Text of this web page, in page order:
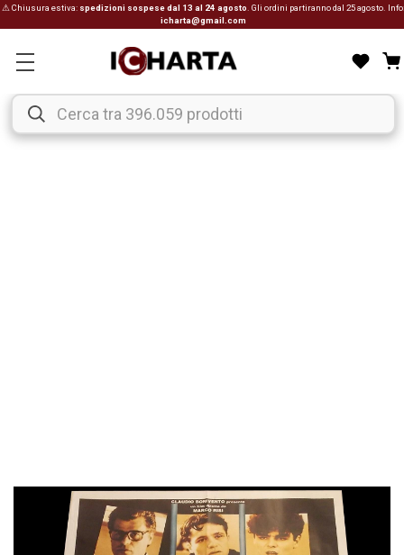
⚠ Chiusura estiva: spedizioni sospese dal 13 al 24 agosto . Gli ordini partiranno dal 25 agosto. Info:
icharta@gmail.com